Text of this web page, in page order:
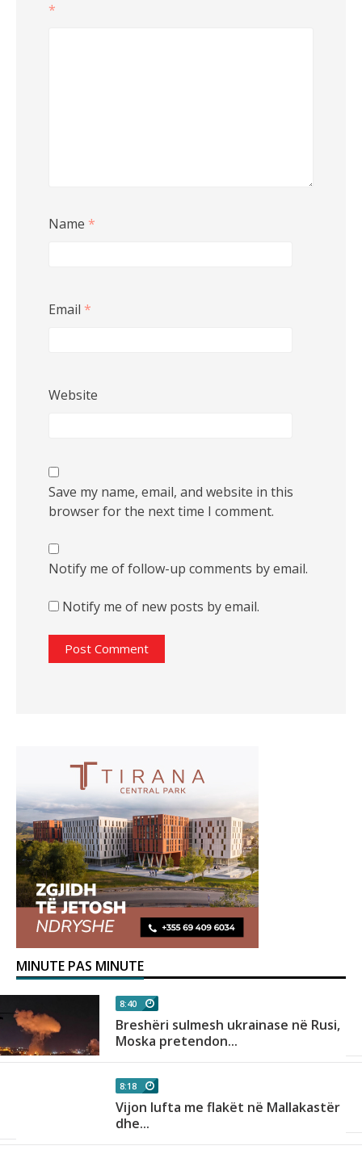
*
Name *
Email *
Website
Save my name, email, and website in this
browser for the next time I comment.
Notify me of follow-up comments by email.
Notify me of new posts by email.
MINUTE PAS MINUTE
8:40
Breshëri sulmesh ukrainase në Rusi,
Moska pretendon...
8:18
Vijon lufta me flakët në Mallakastër
dhe...